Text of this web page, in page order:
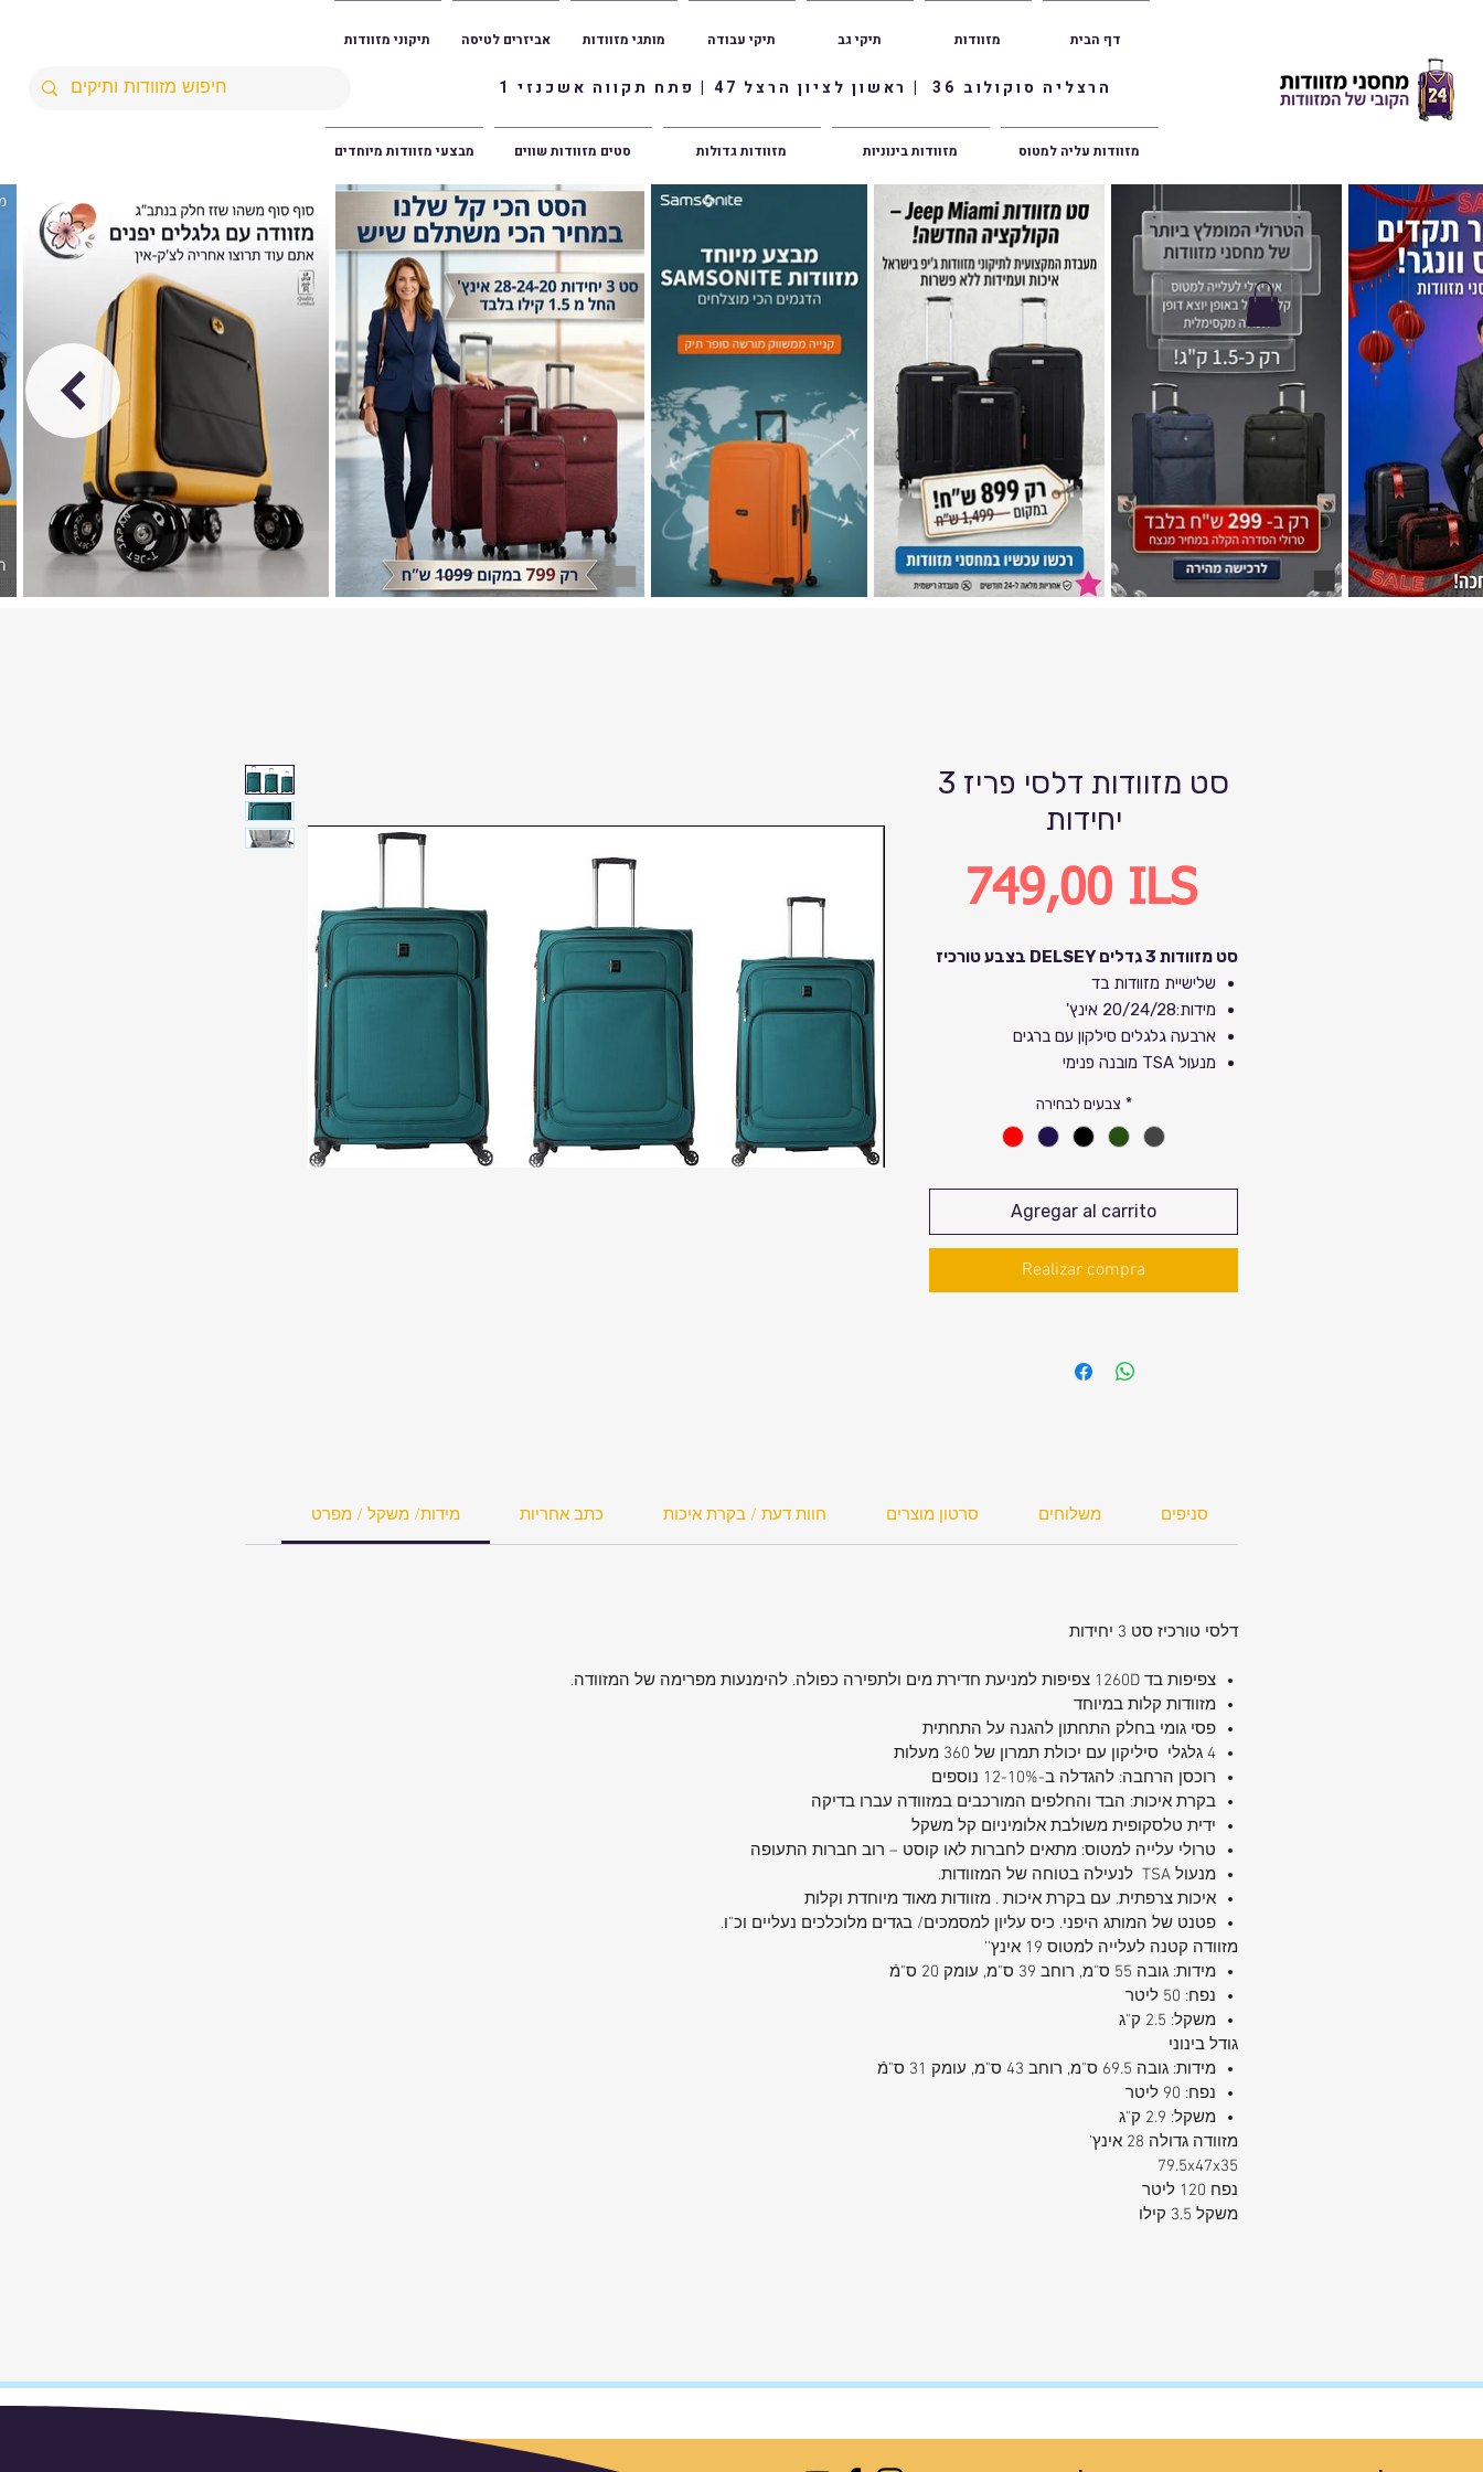
הרצליה סוקולוב 36 | ראשון לציון הרצל 47 | פתח תקווה אשכנזי 1
תיקוני מזוודות אביזרים לטיסה מותגי מזוודות תיקי עבודה תיקי גב מזוודות דף הבית
מבצעי מזוודות מיוחדים סטים מזוודות שווים מזוודות גדולות מזוודות בינוניות מזוודות עליה למטוס
סט מזוודות דלסי פריז 3
יחידות
749,00 ILSPrecio
סט מזוודות 3 גדלים DELSEY בצבע טורכיז
שלישיית מזוודות בד
מידות:20/24/28 אינץ'
ארבעה גלגלים סילקון עם ברגים
מנעול TSA מובנה פנימי
צבעים לבחירה *
Agregar al carrito
Realizar compra
מידות/ משקל / מפרט כתב אחריות חוות דעת / בקרת איכות סרטון מוצרים משלוחים סניפים
דלסי טורכיז סט 3 יחידות
צפיפות בד 1260 D
צפיפות למניעת חדירת מים ולתפירה כפולה. להימנעות מפרימה של המזוודה.
מזוודות קלות במיוחד
פסי גומי בחלק התחתון להגנה על התחתית
4 גלגלי סיליקון עם יכולת תמרון של 360 מעלות
רוכסן הרחבה: להגדלה ב-12-10% נוספים
בקרת איכות: הבד והחלפים המורכבים במזוודה עברו בדיקה
ידית טלסקופית משולבת אלומיניום קל משקל
טרולי עלייה למטוס: מתאים לחברות לאו קוסט – רוב חברות התעופה
מנעול TSA לנעילה בטוחה של המזוודות.
איכות צרפתית. עם בקרת איכות . מזוודות מאוד מיוחדת וקלות
פטנט של המותג היפני. כיס עליון למסמכים/ בגדים מלוכלכים נעליים וכ"ו.
מזוודה קטנה לעלייה למטוס 19 אינץ'
'
מידות: גובה 55 ס"מ, רוחב 39 ס"מ, עומק 20 ס"מֿ
נפח: 50 ליטר
משקל: 2.5 ק"ג
גודל בינוני
מידות: גובה 69.5 ס"מ, רוחב 43 ס"מ, עומק 31 ס"מֿ
נפח: 90 ליטר
משקל: 2.9 ק"ג
מזוודה גדולה 28 אינץ
'
79.5x47x35
נפח 120 ליטר
משקל 3.5 קילו